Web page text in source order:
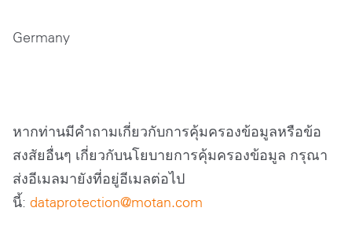
Germany
หากท่านมีคำถามเกี่ยวกับการคุ้มครองข้อมูลหรือข้อ
สงสัยอื่นๆ เกี่ยวกับนโยบายการคุ้มครองข้อมูล กรุณา
ส่งอีเมลมายังที่อยู่อีเมลต่อไป
นี้: dataprotection@motan.com